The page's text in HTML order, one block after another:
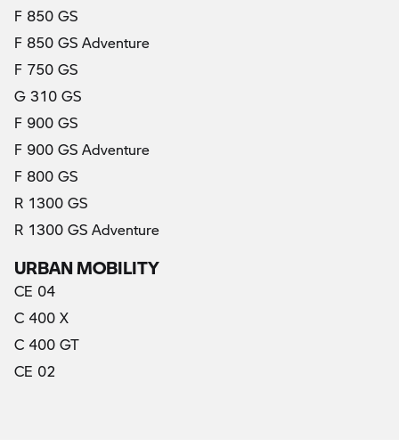
F 850 GS
F 850 GS Adventure
F 750 GS
G 310 GS
F 900 GS
F 900 GS Adventure
F 800 GS
R 1300 GS
R 1300 GS Adventure
URBAN MOBILITY
CE 04
C 400 X
C 400 GT
CE 02